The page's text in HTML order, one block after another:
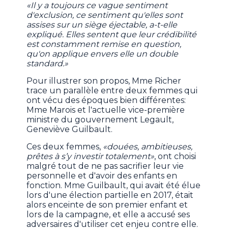
«Il y a toujours ce vague sentiment
d'exclusion, ce sentiment qu'elles sont
assises sur un siège éjectable, a-t-elle
expliqué. Elles sentent que leur crédibilité
est constamment remise en question,
qu'on applique envers elle un double
standard.»
Pour illustrer son propos, Mme Richer
trace un parallèle entre deux femmes qui
ont vécu des époques bien différentes:
Mme Marois et l'actuelle vice-première
ministre du gouvernement Legault,
Geneviève Guilbault.
Ces deux femmes, «douées, ambitieuses,
prêtes à s’y investir totalement», ont choisi
malgré tout de ne pas sacrifier leur vie
personnelle et d'avoir des enfants en
fonction. Mme Guilbault, qui avait été élue
lors d'une élection partielle en 2017, était
alors enceinte de son premier enfant et
lors de la campagne, et elle a accusé ses
adversaires d'utiliser cet enjeu contre elle.